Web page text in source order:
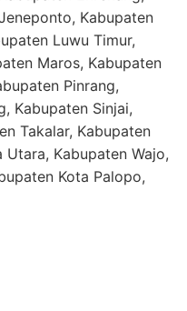
Kabupaten
Luwu Timur,
Maros, Kabupaten
Pinrang,
Kabupaten Sinjai,
Takalar, Kabupaten
Utara, Kabupaten Wajo,
Kota Palopo,